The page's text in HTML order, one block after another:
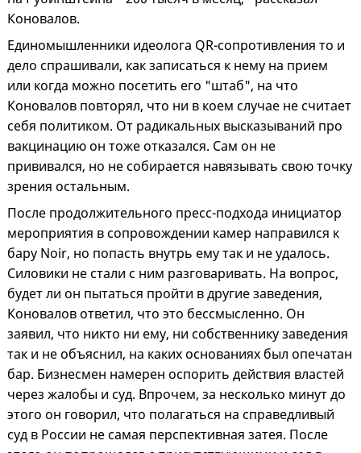
Коновалов.
Единомышленники идеолога QR-сопротивления то и
дело спрашивали, как записаться к нему на прием
или когда можно посетить его "штаб", на что
Коновалов повторял, что ни в коем случае не считает
себя политиком. От радикальных высказываний про
вакцинацию он тоже отказался. Сам он не
прививался, но не собирается навязывать свою точку
зрения остальным.
После продолжительного пресс-подхода инициатор
мероприятия в сопровождении камер направился к
бару Noir, но попасть внутрь ему так и не удалось.
Силовики не стали с ним разговаривать. На вопрос,
будет ли он пытаться пройти в другие заведения,
Коновалов ответил, что это бессмысленно. Он
заявил, что никто ни ему, ни собственнику заведения
так и не объяснил, на каких основаниях был опечатан
бар. Бизнесмен намерен оспорить действия властей
через жалобы и суд. Впрочем, за несколько минут до
этого он говорил, что полагаться на справедливый
суд в России не самая перспективная затея. После